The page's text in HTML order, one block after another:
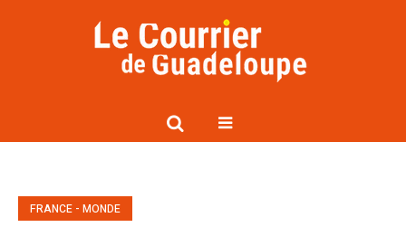
FRANCE - MONDE